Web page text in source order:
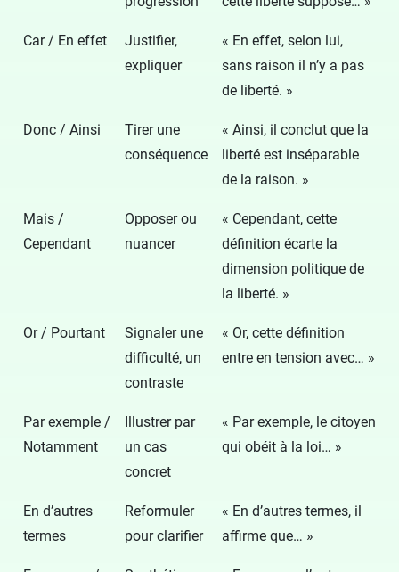
Car / En effet
Justifier,
expliquer
« En effet, selon lui,
sans raison il n’y a pas
de liberté. »
Donc / Ainsi
Tirer une
conséquence
« Ainsi, il conclut que la
liberté est inséparable
de la raison. »
Mais /
Cependant
Opposer ou
nuancer
« Cependant, cette
définition écarte la
dimension politique de
la liberté. »
Or / Pourtant
Signaler une
difficulté, un
contraste
« Or, cette définition
entre en tension avec… »
Par exemple /
Notamment
Illustrer par
un cas
concret
« Par exemple, le citoyen
qui obéit à la loi… »
En d’autres
termes
Reformuler
pour clarifier
« En d’autres termes, il
affirme que… »